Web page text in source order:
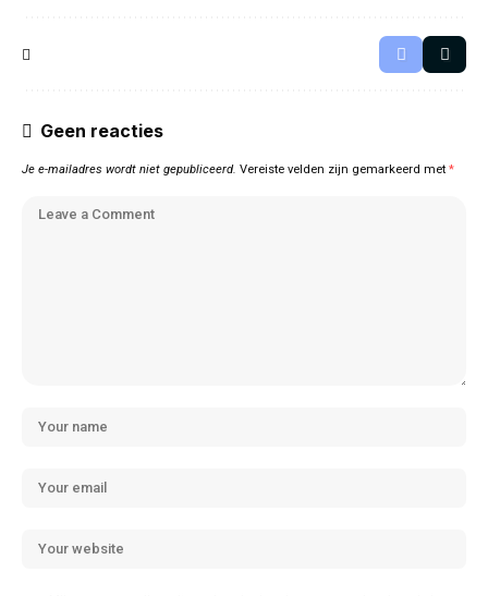
Geen reacties
Je e-mailadres wordt niet gepubliceerd. Vereiste velden zijn gemarkeerd met *